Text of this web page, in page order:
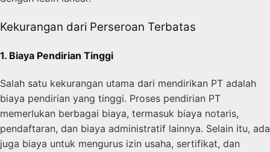
Kekurangan dari Perseroan Terbatas
1. Biaya Pendirian Tinggi
Salah satu kekurangan utama dari mendirikan PT adalah
biaya pendirian yang tinggi. Proses pendirian PT
memerlukan berbagai biaya, termasuk biaya notaris,
pendaftaran, dan biaya administratif lainnya. Selain itu, ada
juga biaya untuk mengurus izin usaha, sertifikat, dan